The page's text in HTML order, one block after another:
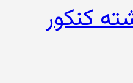
کنکور